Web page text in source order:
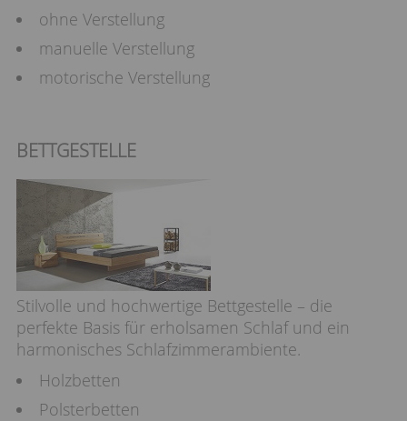
ohne Verstellung
manuelle Verstellung
motorische Verstellung
BETTGESTELLE
Stilvolle und hochwertige Bettgestelle – die
perfekte Basis für erholsamen Schlaf und ein
harmonisches Schlafzimmerambiente.
Holzbetten
Polsterbetten